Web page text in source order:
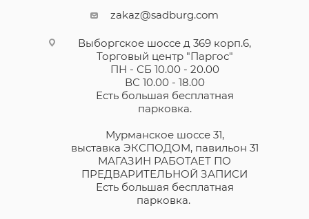
zakaz@sadburg.com
Выборгское шоссе д 369 корп.6,
Торговый центр "Паргос"
ПН - СБ 10.00 - 20.00
ВС 10.00 - 18.00
Есть большая бесплатная
парковка.
Мурманское шоссе 31,
выставка ЭКСПОДОМ, павильон 31
МАГАЗИН РАБОТАЕТ ПО
ПРЕДВАРИТЕЛЬНОЙ ЗАПИСИ
Есть большая бесплатная
парковка.